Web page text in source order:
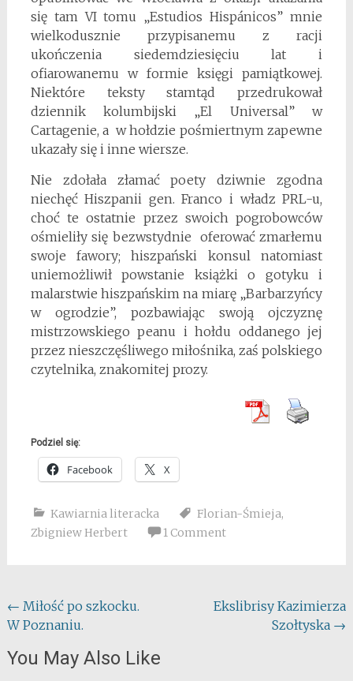
się tam VI tomu „Estudios Hispánicos” mnie
wielkodusznie przypisanemu z racji
ukończenia siedemdziesięciu lat i
ofiarowanemu w formie księgi pamiątkowej.
Niektóre teksty stamtąd przedrukował
dziennik kolumbijski „El Universal” w
Cartagenie, a w hołdzie pośmiertnym zapewne
ukazały się i inne wiersze.
Nie zdołała złamać poety dziwnie zgodna
niechęć Hiszpanii gen. Franco i władz PRL-u,
choć te ostatnie przez swoich pogrobowców
ośmieliły się bezwstydnie oferować zmarłemu
swoje fawory; hiszpański konsul natomiast
uniemożliwił powstanie książki o gotyku i
malarstwie hiszpańskim na miarę „Barbarzyńcy
w ogrodzie”, pozbawiając swoją ojczyznę
mistrzowskiego peanu i hołdu oddanego jej
przez nieszczęśliwego miłośnika, zaś polskiego
czytelnika, znakomitej prozy.
Podziel się:
Facebook X
Kawiarnia literacka Florian-Śmieja,
Zbigniew Herbert
1 Comment
Post
navigation
← Miłość po szkocku.
W Poznaniu.
Ekslibrisy Kazimierza
Szołtyska →
You May Also Like